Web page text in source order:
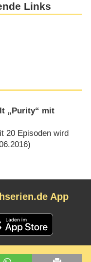
Links
„Purity“ mit
20 Episoden wird
)
App